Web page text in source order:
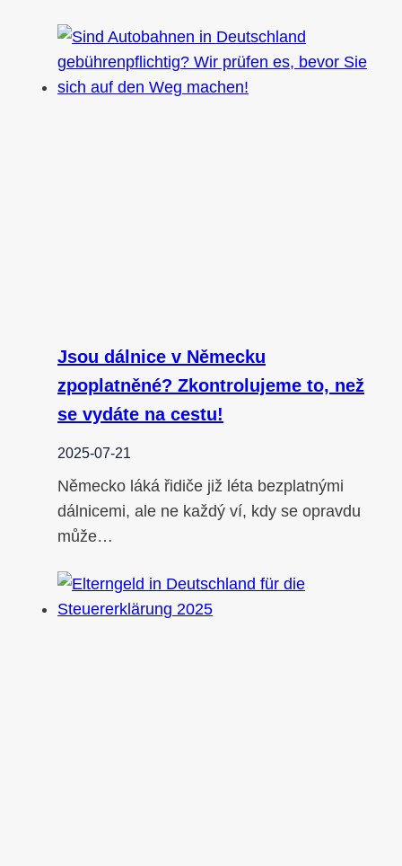
Jsou dálnice v Německu
zpoplatněné? Zkontrolujeme to, než
se vydáte na cestu!
2025-07-21
Německo láká řidiče již léta bezplatnými
dálnicemi, ale ne každý ví, kdy se opravdu
může…